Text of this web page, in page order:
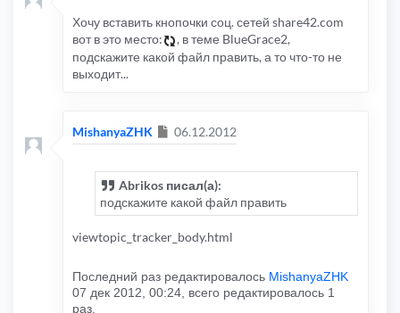
Хочу вставить кнопочки соц. сетей share42.com
вот в это место:
, в теме BlueGrace2,
подскажите какой файл править, а то что-то не
выходит...
MishanyaZHK Сообщение
06.12.2012
Abrikos писал(а):
подскажите какой файл править
viewtopic_tracker_body.html
Последний раз редактировалось MishanyaZHK
07 дек 2012, 00:24, всего редактировалось 1
раз.